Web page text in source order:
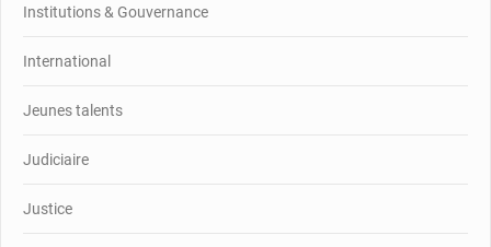
Institutions & Gouvernance
International
Jeunes talents
Judiciaire
Justice